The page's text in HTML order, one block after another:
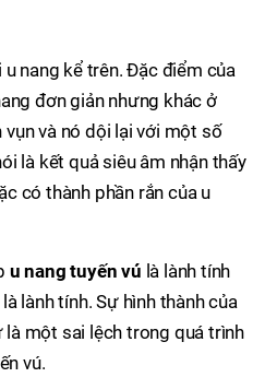
nang kể trên. Đặc điểm của
đơn giản nhưng khác ở
và nó dội lại với một số
là kết quả siêu âm nhận thấy
có thành phần rắn của u
u nang tuyến vú là lành tính
lành tính. Sự hình thành của
một sai lệch trong quá trình
vú.